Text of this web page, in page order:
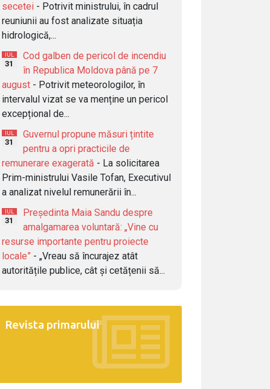
secetei - Potrivit ministrului, în cadrul
reuniunii au fost analizate situația
hidrologică,...
IUL
31
Cod galben de pericol de incendiu
în Republica Moldova până pe 7
august - Potrivit meteorologilor, în
intervalul vizat se va menține un pericol
excepțional de...
IUL
31
Guvernul propune măsuri țintite
pentru a opri practicile de
remunerare exagerată - La solicitarea
Prim-ministrului Vasile Tofan, Executivul
a analizat nivelul remunerării în...
IUL
31
Președinta Maia Sandu despre
amalgamarea voluntară: „Vine cu
resurse importante pentru proiecte
locale” - „Vreau să încurajez atât
autoritățile publice, cât și cetățenii să...
Revista primarului